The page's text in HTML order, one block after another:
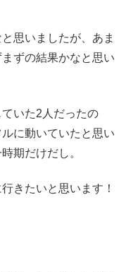
思いましたが、あま
ずの結果かなと思い
いた2人だったの
に動いていたと思い
期だけだし。
きたいと思います！